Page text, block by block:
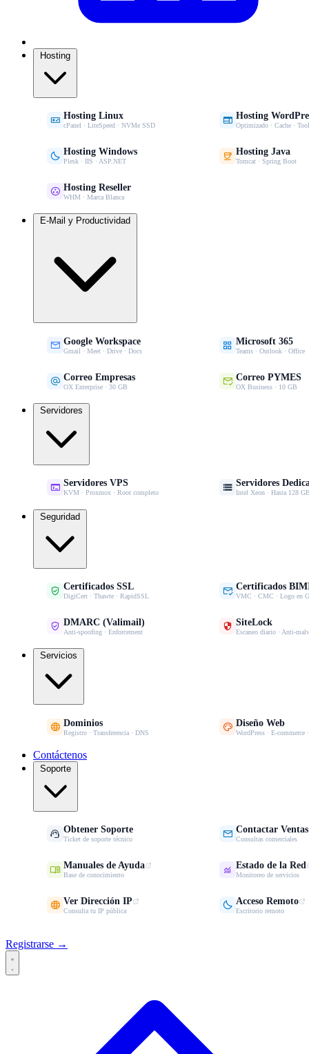
Hosting
 Hosting Linux
cPanel · LiteSpeed · NVMe SSD  Hosting
Optimizado · Cache ·
 Hosting Windows
Plesk · IIS · ASP.NET  Hosting Java
Tomcat · Spring Boot
 Hosting Reseller
WHM · Marca Blanca
E-Mail y Productividad
 Google Workspace
Gmail · Meet · Drive · Docs  Microsoft 365
Teams · Outlook · Office
 Correo Empresas
OX Enterprise · 30 GB  Correo PYMES
OX Business · 10 GB
Servidores
 Servidores VPS
KVM · Proxmox · Root completo  Servidores
Intel Xeon · Hasta 128
Seguridad
 Certificados SSL
DigiCert · Thawte · RapidSSL  Certificados
VMC · CMC · Logo en
 DMARC (Valimail)
Anti-spoofing · Enforcement  SiteLock
Escaneo diario · Anti-
Servicios
 Dominios
Registro · Transferencia · DNS  Diseño Web
WordPress · E-commerce
Contáctenos
Soporte
 Obtener Soporte
Ticket de soporte técnico  Contactar Ventas
Consultas comerciales
 Manuales de Ayuda
Base de conocimiento  Estado de la Red
Monitoreo de servicios
 Ver Dirección IP
Consulta tu IP pública  Acceso Remoto
Escritorio remoto
Registrarse →